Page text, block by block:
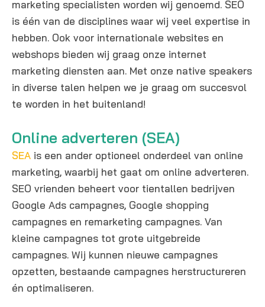
marketing specialisten worden wij genoemd. SEO
is één van de disciplines waar wij veel expertise in
hebben. Ook voor internationale websites en
webshops bieden wij graag onze internet
marketing diensten aan. Met onze native speakers
in diverse talen helpen we je graag om succesvol
te worden in het buitenland!
Online adverteren (SEA)
SEA is een ander optioneel onderdeel van online
marketing, waarbij het gaat om online adverteren.
SEO vrienden beheert voor tientallen bedrijven
Google Ads campagnes, Google shopping
campagnes en remarketing campagnes. Van
kleine campagnes tot grote uitgebreide
campagnes. Wij kunnen nieuwe campagnes
opzetten, bestaande campagnes herstructureren
én optimaliseren.